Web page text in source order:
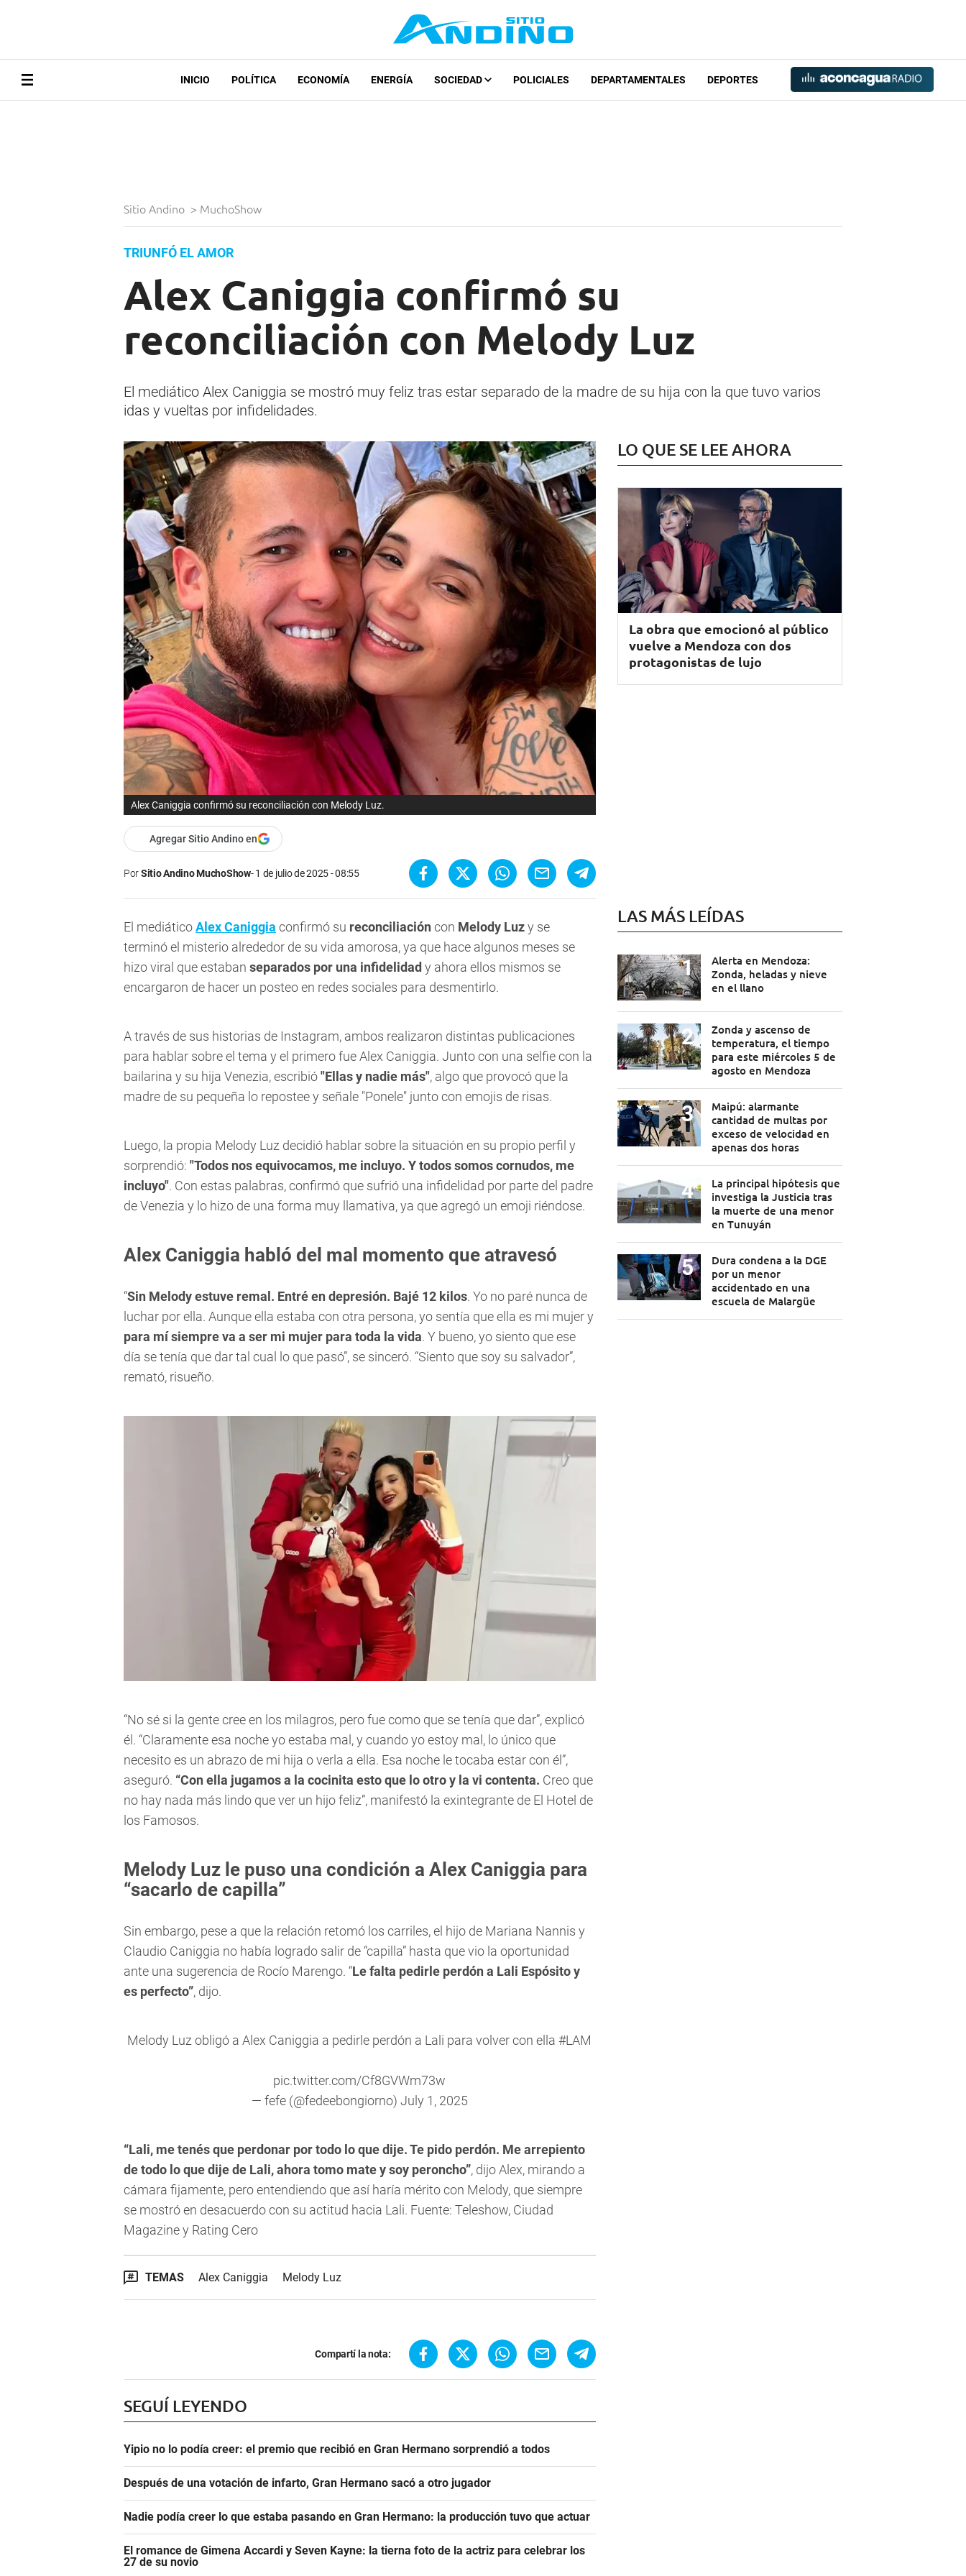
INICIO POLÍTICA ECONOMÍA ENERGÍA SOCIEDAD POLICIALES DEPARTAMENTALES DEPORTES
Sitio Andino > MuchoShow
TRIUNFÓ EL AMOR
Alex Caniggia confirmó su
reconciliación con Melody Luz
El mediático Alex Caniggia se mostró muy feliz tras estar separado de la madre de su hija con la que tuvo varios
idas y vueltas por infidelidades.
Alex Caniggia confirmó su reconciliación con Melody Luz.
Agregar Sitio Andino en
PorSitio Andino MuchoShow 1 de julio de 2025 - 08:55
El mediáticoAlex Caniggia confirmó su reconciliación con Melody Luzy se
terminó el misterio alrededor de su vida amorosa, ya que hace algunos meses se
hizo viral que estaban separados por una infidelidad y ahora ellos mismos se
encargaron de hacer un posteo en redes sociales para desmentirlo.
A través de sus historias de Instagram, ambos realizaron distintas publicaciones
para hablar sobre el tema y el primero fue Alex Caniggia. Junto con una selfie con la
bailarina y su hija Venezia, escribió"Ellas y nadie más", algo que provocó que la
madre de su pequeña lo repostee y señale "Ponele" junto con emojis de risas.
Luego, la propia Melody Luz decidió hablar sobre la situación en su propio perfil y
sorprendió: "Todos nos equivocamos, me incluyo. Y todos somos cornudos, me
incluyo". Con estas palabras, confirmó que sufrió una infidelidad por parte del padre
de Venezia y lo hizo de una forma muy llamativa, ya que agregó un emoji riéndose.
Alex Caniggia habló del mal momento que atravesó
“Sin Melody estuve remal. Entré en depresión. Bajé 12 kilos. Yo no paré nunca de
luchar por ella. Aunque ella estaba con otra persona, yo sentía que ella es mi mujer y
para mí siempre va a ser mi mujer para toda la vida. Y bueno, yo siento que ese
día se tenía que dar tal cual lo que pasó”, se sinceró. “Siento que soy su salvador”,
remató, risueño.
“No sé si la gente cree en los milagros, pero fue como que se tenía que dar”, explicó
él. “Claramente esa noche yo estaba mal, y cuando yo estoy mal, lo único que
necesito es un abrazo de mi hija o verla a ella. Esa noche le tocaba estar con él”,
aseguró. “Con ella jugamos a la cocinita esto que lo otro y la vi contenta. Creo que
no hay nada más lindo que ver un hijo feliz”, manifestó la exintegrante de El Hotel de
los Famosos.
Melody Luz le puso una condición a Alex Caniggia para
“sacarlo de capilla”
Sin embargo, pese a que la relación retomó los carriles, el hijo de Mariana Nannis y
Claudio Caniggia no había logrado salir de “capilla” hasta que vio la oportunidad
ante una sugerencia de Rocío Marengo. “Le falta pedirle perdón a Lali Espósito y
es perfecto”, dijo.
Melody Luz obligó a Alex Caniggia a pedirle perdón a Lali para volver con ella#LAM
pic.twitter.com/Cf8GVWm73w
— fefe (@fedeebongiorno) July 1, 2025
“Lali, me tenés que perdonar por todo lo que dije. Te pido perdón. Me arrepiento
de todo lo que dije de Lali, ahora tomo mate y soy peroncho”, dijo Alex, mirando a
cámara fijamente, pero entendiendo que así haría mérito con Melody, que siempre
se mostró en desacuerdo con su actitud hacia Lali. Fuente: Teleshow, Ciudad
Magazine y Rating Cero
TEMAS Alex Caniggia Melody Luz
Compartí la nota:
SEGUÍ LEYENDO
Yipio no lo podía creer: el premio que recibió en Gran Hermano sorprendió a todos
Después de una votación de infarto, Gran Hermano sacó a otro jugador
Nadie podía creer lo que estaba pasando en Gran Hermano: la producción tuvo que actuar
El romance de Gimena Accardi y Seven Kayne: la tierna foto de la actriz para celebrar los
27 de su novio
LO QUE SE LEE AHORA
La obra que emocionó al público
vuelve a Mendoza con dos
protagonistas de lujo
LAS MÁS LEÍDAS
Alerta en Mendoza:
Zonda, heladas y nieve
en el llano
Zonda y ascenso de
temperatura, el tiempo
para este miércoles 5 de
agosto en Mendoza
Maipú: alarmante
cantidad de multas por
exceso de velocidad en
apenas dos horas
La principal hipótesis que
investiga la Justicia tras
la muerte de una menor
en Tunuyán
Dura condena a la DGE
por un menor
accidentado en una
escuela de Malargüe